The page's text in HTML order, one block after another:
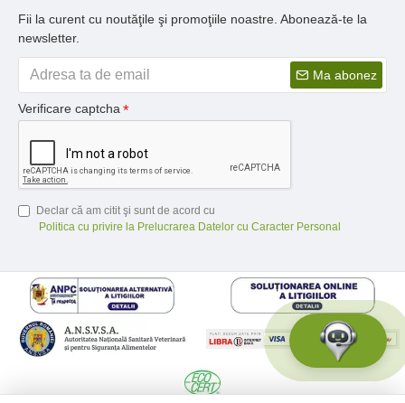
Fii la curent cu noutăţile şi promoţiile noastre. Abonează-te la
newsletter.
Ma abonez
Verificare captcha
Declar că am citit şi sunt de acord cu
Politica cu privire la Prelucrarea Datelor cu Caracter Personal